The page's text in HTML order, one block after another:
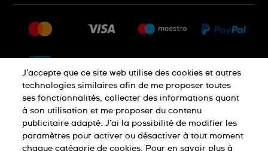
Retour
CGV
Droit de rétractation
Nous rejoindre
Déclaration de confidentialité
J’accepte que ce site web utilise des cookies et autres
technologies similaires afin de me proposer toutes
ses fonctionnalités, collecter des informations quant
à son utilisation et me proposer du contenu
publicitaire adapté. J’ai la possibilité de modifier les
paramètres pour activer ou désactiver à tout moment
chaque catégorie de cookies. Pour en savoir plus à